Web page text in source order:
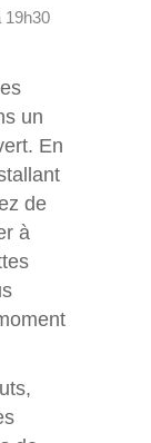
19h30
un
En
de
à